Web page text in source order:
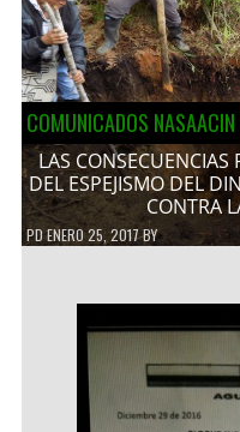
COMUNICADOS NASAACIN
LAS CONSECUENCIAS
DEL ESPEJISMO DEL
CONTRA
PDENERO 25, 2017BY